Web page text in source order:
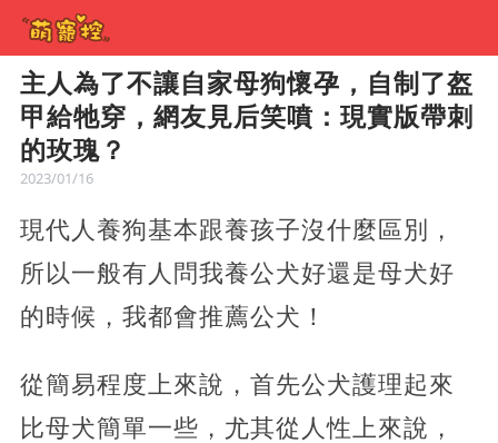
主人為了不讓自家母狗懷孕，自制了盔
甲給牠穿，網友見后笑噴：現實版帶刺
的玫瑰？
2023/01/16
現代人養狗基本跟養孩子沒什麼區別，
所以一般有人問我養公犬好還是母犬好
的時候，我都會推薦公犬！
從簡易程度上來說，首先公犬護理起來
比母犬簡單一些，尤其從人性上來說，